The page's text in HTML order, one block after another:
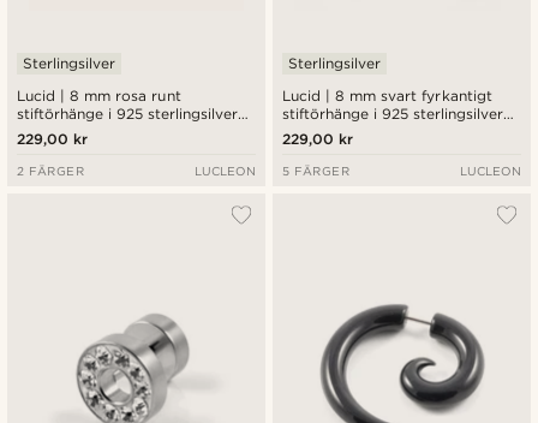
Lucid | 8 mm rosa runt
stiftörhänge i 925 sterlingsilver
med zirkonia
Sterlingsilver
229,00 kr
2 FÄRGER LUCLEON
Lucid | 8 mm svart fyrkantigt
stiftörhänge i 925 sterlingsilver
med zirkonia
Sterlingsilver
229,00 kr
5 FÄRGER LUCLEON